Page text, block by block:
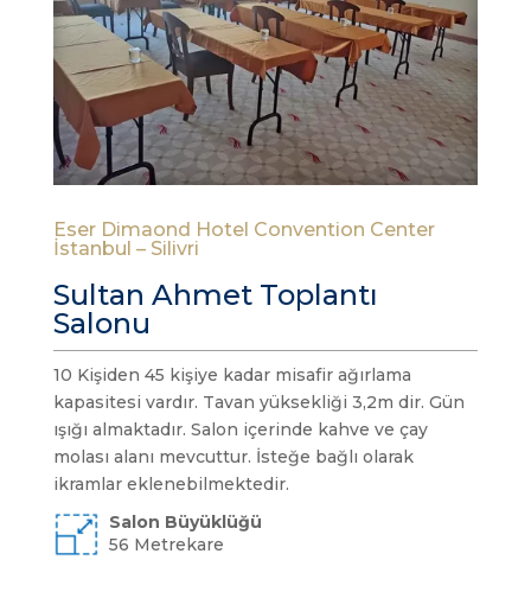
Eser Dimaond Hotel Convention Center
İstanbul – Silivri
Sultan Ahmet Toplantı
Salonu
10 Kişiden 45 kişiye kadar misafir ağırlama
kapasitesi vardır. Tavan yüksekliği 3,2m dir. Gün
ışığı almaktadır. Salon içerinde kahve ve çay
molası alanı mevcuttur. İsteğe bağlı olarak
ikramlar eklenebilmektedir.
Salon Büyüklüğü
56 Metrekare